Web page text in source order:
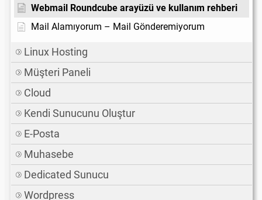
Webmail Roundcube arayüzü ve kullanım rehberi
Mail Alamıyorum – Mail Gönderemiyorum
Linux Hosting
Müşteri Paneli
Cloud
Kendi Sunucunu Oluştur
E-Posta
Muhasebe
Dedicated Sunucu
Wordpress